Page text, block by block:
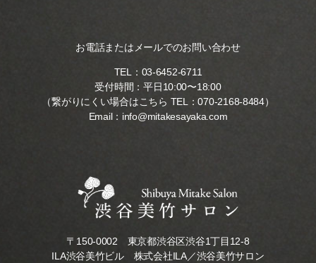
お電話またはメールでのお問い合わせ
TEL： 03-6452-6711
受付時間：平日10:00〜18:00
（繋がりにくい場合はこちら TEL：070-2168-8484）
Email： info@mitakesayaka.com
〒150-0002 東京都渋谷区渋谷1丁目12-8
ILA渋谷美竹ビル 株式会社ILA／渋谷美竹サロン